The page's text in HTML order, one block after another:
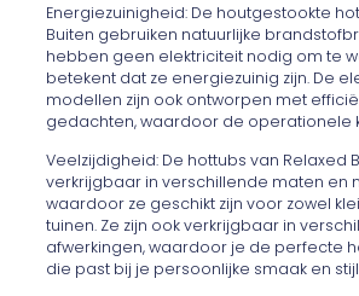
Energiezuinigheid: De houtgestookte
Buiten gebruiken natuurlijke
hebben geen elektriciteit nodig om te
betekent dat ze energiezuinig zijn. De
modellen zijn ook ontworpen met
gedachten, waardoor de operationele
Veelzijdigheid: De hottubs van Relaxed
verkrijgbaar in verschillende maten en
waardoor ze geschikt zijn voor zowel
tuinen. Ze zijn ook verkrijgbaar in
afwerkingen, waardoor je de perfecte
die past bij je persoonlijke smaak en